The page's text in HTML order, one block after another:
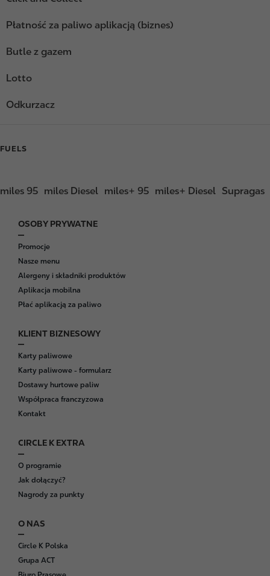
Płatność za paliwo aplikacją (biznes)
Butle z gazem
Lotto
Odkurzacz
FUELS
miles 95 miles Diesel miles+ 95 miles+ Diesel Supragas
F
o
o
t
e
r
OSOBY PRYWATNE
Promocje
Nasze menu
Alergeny i składniki produktów
Aplikacja mobilna
Płać aplikacją za paliwo
KLIENT BIZNESOWY
Karty paliwowe
Karty paliwowe - formularz
Dostawy hurtowe paliw
Współpraca franczyzowa
Kontakt
CIRCLE K EXTRA
O programie
Jak dołączyć?
Nagrody za punkty
O NAS
Circle K Polska
Grupa ACT